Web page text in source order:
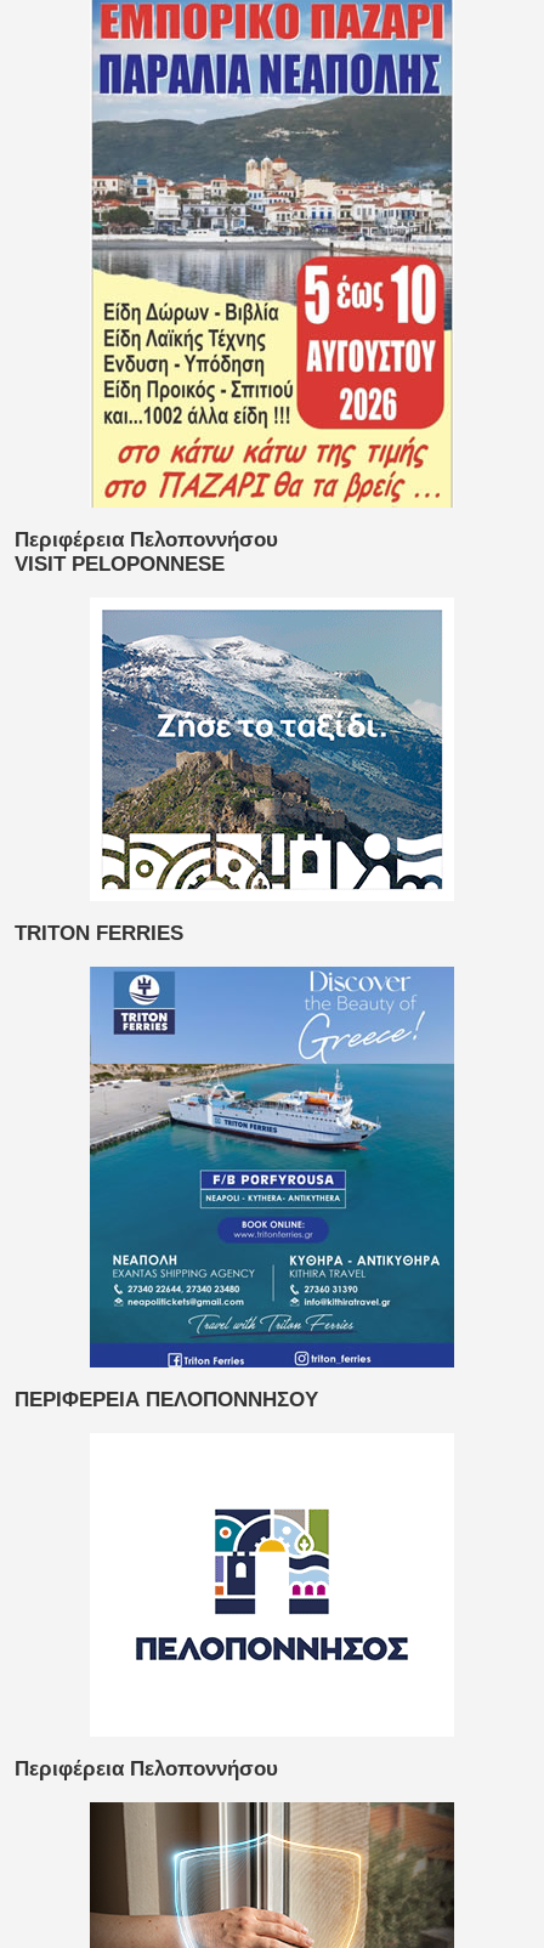
Περιφέρεια Πελοποννήσου
VISIT PELOPONNESE
TRITON FERRIES
ΠΕΡΙΦΕΡΕΙΑ ΠΕΛΟΠΟΝΝΗΣΟΥ
Περιφέρεια Πελοποννήσου